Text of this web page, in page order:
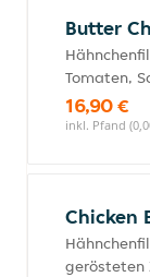
Butter
Tomaten,
16,90 €
inkl. Pfand
Chicken
gerösteten